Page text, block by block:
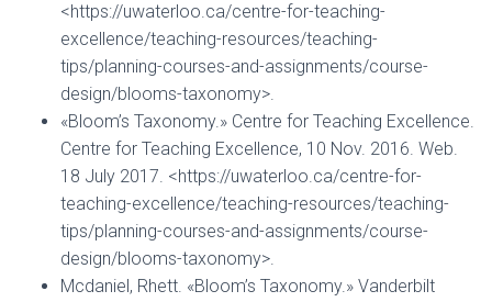
<https://uwaterloo.ca/centre-for-teaching-
excellence/teaching-resources/teaching-
tips/planning-courses-and-assignments/course-
design/blooms-taxonomy>.
«Bloom’s Taxonomy.» Centre for Teaching Excellence.
Centre for Teaching Excellence, 10 Nov. 2016. Web.
18 July 2017. <https://uwaterloo.ca/centre-for-
teaching-excellence/teaching-resources/teaching-
tips/planning-courses-and-assignments/course-
design/blooms-taxonomy>.
Mcdaniel, Rhett. «Bloom’s Taxonomy.» Vanderbilt